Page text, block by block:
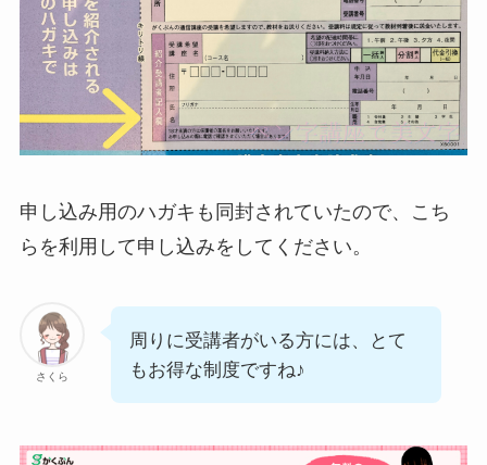
申し込み用のハガキも同封されていたので、こち
らを利用して申し込みをしてください。
さくら
周りに受講者がいる方には、とて
もお得な制度ですね♪